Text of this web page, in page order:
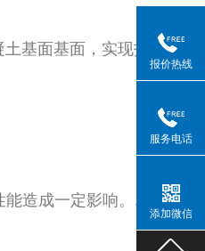
基面基面，实现找平的效
造成一定影响。.佳的方
报价热线
服务电话
添加微信